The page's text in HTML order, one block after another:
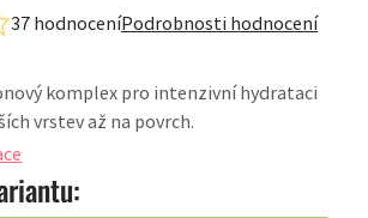
37 hodnoceníPodrobnosti hodnocení
komplex pro intenzivní hydrataci
vrstev až na povrch.